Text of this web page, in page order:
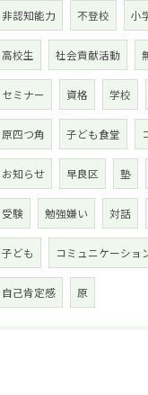
非認知能力 不登校 小
高校生 社会貢献活動
セミナー 資格 学校
原四つ角 子ども食堂
お知らせ 早良区 塾
受験 勉強嫌い 対話
子ども コミュニケーショ
自己肯定感 原